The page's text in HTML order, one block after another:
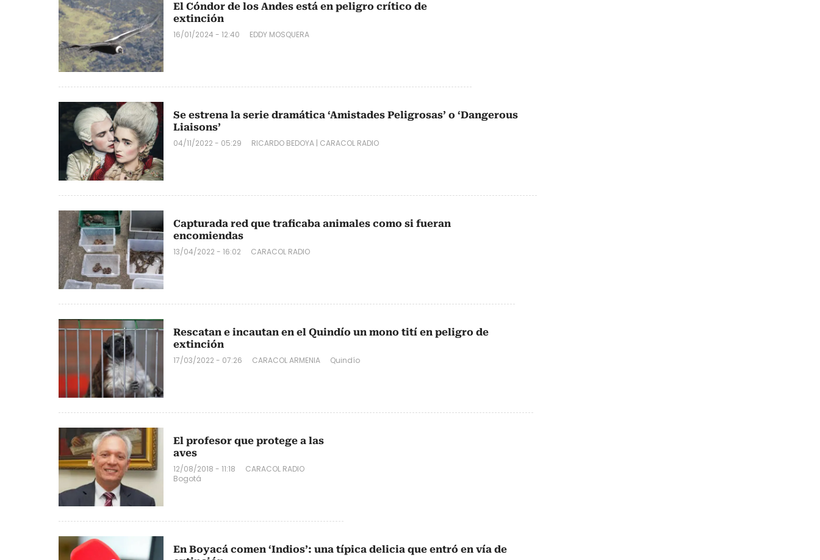
El Cóndor de los Andes está en peligro crítico de
extinción
16/01/2024 - 12:40 EDDY MOSQUERA
Se estrena la serie dramática ‘Amistades Peligrosas’ o ‘Dangerous
Liaisons’
04/11/2022 - 05:29 RICARDO BEDOYA | CARACOL RADIO
Capturada red que traficaba animales como si fueran
encomiendas
13/04/2022 - 16:02 CARACOL RADIO
Rescatan e incautan en el Quindío un mono tití en peligro de
extinción
17/03/2022 - 07:26 CARACOL ARMENIA Quindío
El profesor que protege a las
aves
12/08/2018 - 11:18
CARACOL RADIO
Bogotá
En Boyacá comen ‘Indios’: una típica delicia que entró en vía de